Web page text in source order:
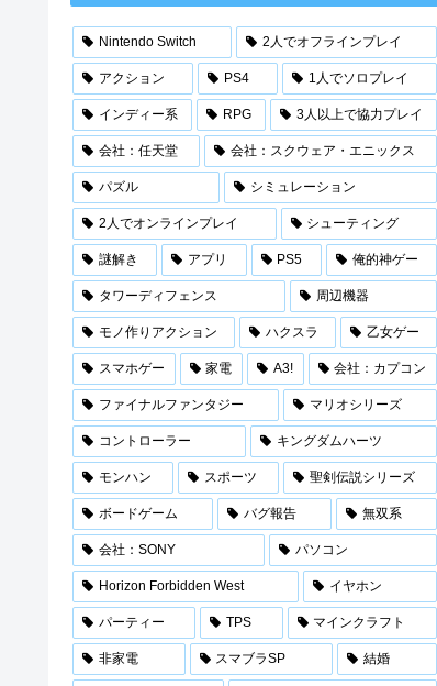
Nintendo Switch 2人でオフラインプレイ
アクション PS4 1人でソロプレイ
インディー系 RPG 3人以上で協力プレイ
会社：任天堂 会社：スクウェア・エニックス
パズル シミュレーション
2人でオンラインプレイ シューティング
謎解き アプリ PS5 俺的神ゲー
タワーディフェンス 周辺機器
モノ作りアクション ハクスラ 乙女ゲー
スマホゲー 家電 A3! 会社：カプコン
ファイナルファンタジー マリオシリーズ
コントローラー キングダムハーツ
モンハン スポーツ 聖剣伝説シリーズ
ボードゲーム バグ報告 無双系
会社：SONY パソコン
Horizon Forbidden West イヤホン
パーティー TPS マインクラフト
非家電 スマブラSP 結婚